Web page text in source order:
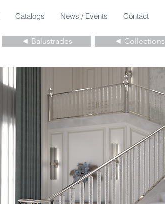
Catalogs News / Events Contact
◄ Balustrades ◄ Collections